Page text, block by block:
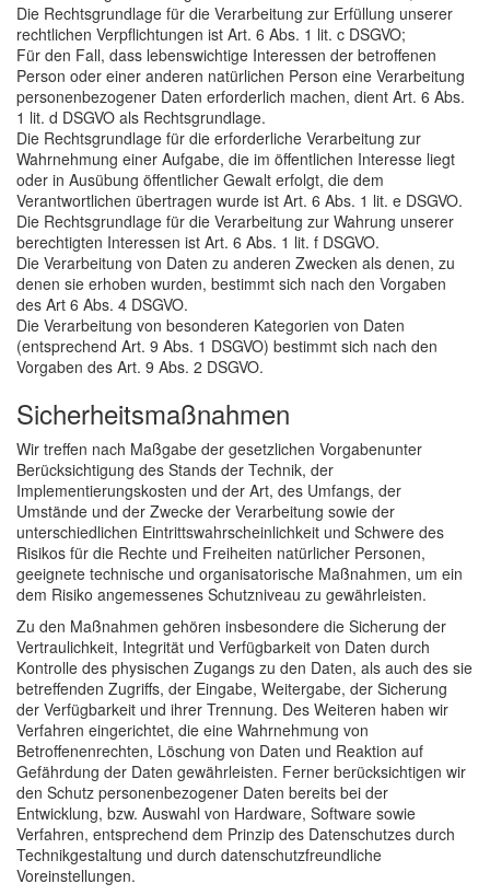
Die Rechtsgrundlage für die Verarbeitung zur Erfüllung unserer
rechtlichen Verpflichtungen ist Art. 6 Abs. 1 lit. c DSGVO;
Für den Fall, dass lebenswichtige Interessen der betroffenen
Person oder einer anderen natürlichen Person eine Verarbeitung
personenbezogener Daten erforderlich machen, dient Art. 6 Abs.
1 lit. d DSGVO als Rechtsgrundlage.
Die Rechtsgrundlage für die erforderliche Verarbeitung zur
Wahrnehmung einer Aufgabe, die im öffentlichen Interesse liegt
oder in Ausübung öffentlicher Gewalt erfolgt, die dem
Verantwortlichen übertragen wurde ist Art. 6 Abs. 1 lit. e DSGVO.
Die Rechtsgrundlage für die Verarbeitung zur Wahrung unserer
berechtigten Interessen ist Art. 6 Abs. 1 lit. f DSGVO.
Die Verarbeitung von Daten zu anderen Zwecken als denen, zu
denen sie erhoben wurden, bestimmt sich nach den Vorgaben
des Art 6 Abs. 4 DSGVO.
Die Verarbeitung von besonderen Kategorien von Daten
(entsprechend Art. 9 Abs. 1 DSGVO) bestimmt sich nach den
Vorgaben des Art. 9 Abs. 2 DSGVO.
Sicherheitsmaßnahmen
Wir treffen nach Maßgabe der gesetzlichen Vorgabenunter
Berücksichtigung des Stands der Technik, der
Implementierungskosten und der Art, des Umfangs, der
Umstände und der Zwecke der Verarbeitung sowie der
unterschiedlichen Eintrittswahrscheinlichkeit und Schwere des
Risikos für die Rechte und Freiheiten natürlicher Personen,
geeignete technische und organisatorische Maßnahmen, um ein
dem Risiko angemessenes Schutzniveau zu gewährleisten.
Zu den Maßnahmen gehören insbesondere die Sicherung der
Vertraulichkeit, Integrität und Verfügbarkeit von Daten durch
Kontrolle des physischen Zugangs zu den Daten, als auch des sie
betreffenden Zugriffs, der Eingabe, Weitergabe, der Sicherung
der Verfügbarkeit und ihrer Trennung. Des Weiteren haben wir
Verfahren eingerichtet, die eine Wahrnehmung von
Betroffenenrechten, Löschung von Daten und Reaktion auf
Gefährdung der Daten gewährleisten. Ferner berücksichtigen wir
den Schutz personenbezogener Daten bereits bei der
Entwicklung, bzw. Auswahl von Hardware, Software sowie
Verfahren, entsprechend dem Prinzip des Datenschutzes durch
Technikgestaltung und durch datenschutzfreundliche
Voreinstellungen.